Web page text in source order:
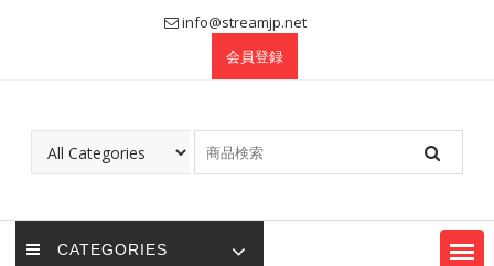
info@streamjp.net
会員登録
CATEGORIES